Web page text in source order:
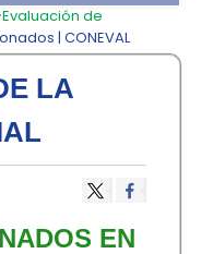
Evaluación de
| CONEVAL
LA
EN